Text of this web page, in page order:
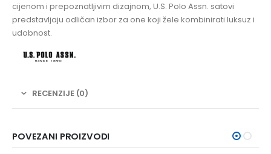
cijenom i prepoznatljivim dizajnom, U.S. Polo Assn. satovi
predstavljaju odličan izbor za one koji žele kombinirati luksuz i
udobnost.
RECENZIJE (0)
POVEZANI PROIZVODI